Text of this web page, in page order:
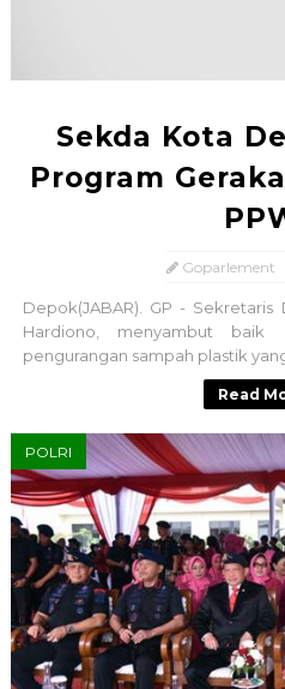
Sekda Kota
Program
Goparlement
Depok(JABAR). GP -
Hardiono, menyambut baik
pengurangan sampah plastik
Read
POLRI